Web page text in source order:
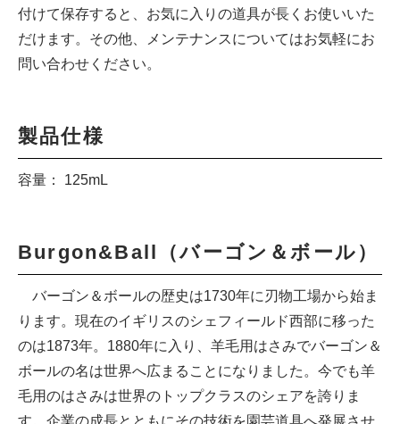
付けて保存すると、お気に入りの道具が長くお使いいた
だけます。その他、メンテナンスについてはお気軽にお
問い合わせください。
製品仕様
容量： 125mL
Burgon&Ball（バーゴン＆ボール）
バーゴン＆ボールの歴史は1730年に刃物工場から始ま
ります。現在のイギリスのシェフィールド西部に移った
のは1873年。1880年に入り、羊毛用はさみでバーゴン＆
ボールの名は世界へ広まることになりました。今でも羊
毛用のはさみは世界のトップクラスのシェアを誇りま
す。企業の成長とともにその技術を園芸道具へ発展させ